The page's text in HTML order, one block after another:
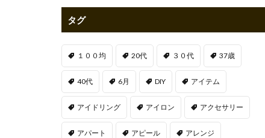
タグ
１００均 20代 ３０代 37歳
40代 6月 DIY アイテム
アイドリング アイロン アクセサリー
アパート アピール アレンジ